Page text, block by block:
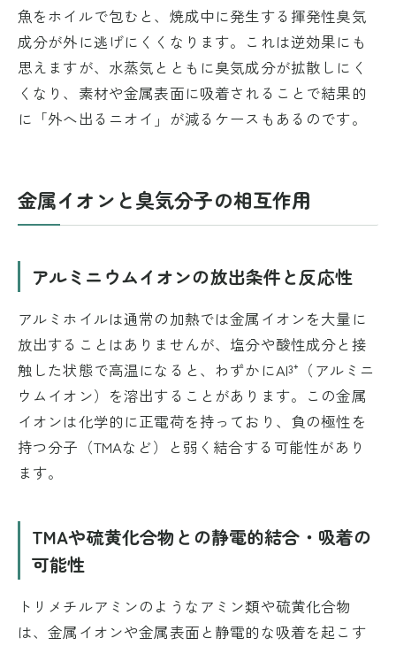
魚をホイルで包むと、焼成中に発生する揮発性臭気
成分が外に逃げにくくなります。これは逆効果にも
思えますが、水蒸気とともに臭気成分が拡散しにく
くなり、素材や金属表面に吸着されることで結果的
に「外へ出るニオイ」が減るケースもあるのです。
金属イオンと臭気分子の相互作用
アルミニウムイオンの放出条件と反応性
アルミホイルは通常の加熱では金属イオンを大量に
放出することはありませんが、塩分や酸性成分と接
触した状態で高温になると、わずかにAl³⁺（アルミニ
ウムイオン）を溶出することがあります。この金属
イオンは化学的に正電荷を持っており、負の極性を
持つ分子（TMAなど）と弱く結合する可能性があり
ます。
TMAや硫黄化合物との静電的結合・吸着の
可能性
トリメチルアミンのようなアミン類や硫黄化合物
は、金属イオンや金属表面と静電的な吸着を起こす